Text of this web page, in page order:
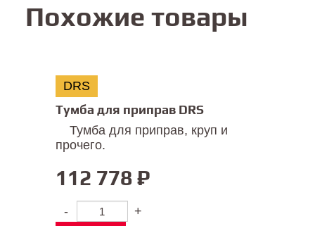
Похожие товары
DRS
Тумба для приправ DRS
Тумба для приправ, круп и
прочего.
112 778 ₽
- +